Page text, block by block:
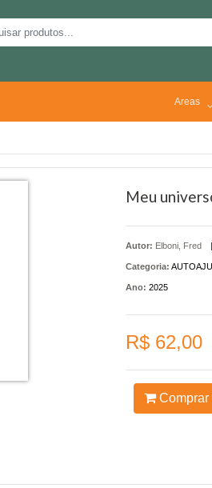
Areas
Meu
Autor: Elboni, Fred |
Categoria:
Ano: 2025
R$ 62,00
Comprar